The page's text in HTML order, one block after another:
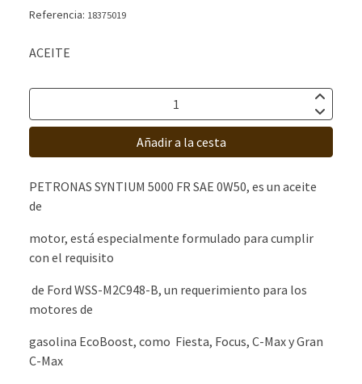
Referencia: 18375019
ACEITE
Añadir a la cesta
PETRONAS SYNTIUM 5000 FR SAE 0W50, es un aceite
de
motor, está especialmente formulado para cumplir
con el requisito
de Ford WSS-M2C948-B, un requerimiento para los
motores de
gasolina EcoBoost, como Fiesta, Focus, C-Max y Gran
C-Max